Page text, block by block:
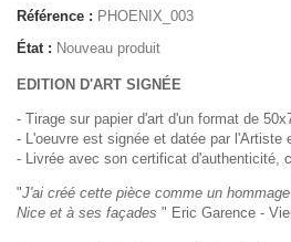
Référence : PHOENIX_003
État : Nouveau produit
EDITION D'ART SIGNÉE
- Tirage sur papier d'art d'un format de
- L'oeuvre est signée et datée par l'Artiste
- Livrée avec son certificat d'authenticité,
"J'ai créé cette pièce comme un
Nice et à ses façades " Eric Garence -